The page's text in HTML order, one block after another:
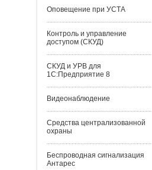
Оповещение при УСТА
Контроль и управление
доступом (СКУД)
СКУД и УРВ для
1С:Предприятие 8
Видеонаблюдение
Средства централизованной
охраны
Беспроводная сигнализация
Антарес